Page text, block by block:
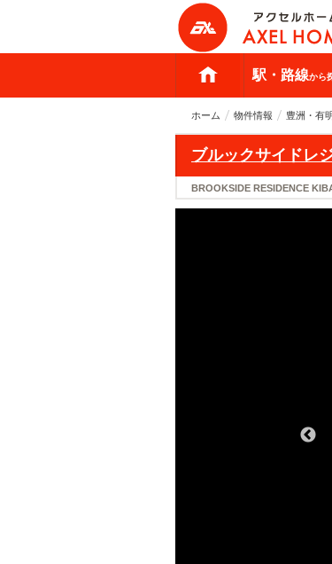
駅・路線から
ホーム 物件情報 豊洲・有
ブルックサイドレ
BROOKSIDE RESIDENCE